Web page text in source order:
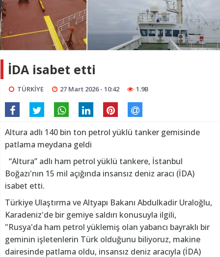
İDA isabet etti
TÜRKİYE 27 Mart 2026 - 10:42 1.9B
Altura adlı 140 bin ton petrol yüklü tanker gemisinde
patlama meydana geldi
“Altura” adlı ham petrol yüklü tankere, İstanbul
Boğazı'nın 15 mil açığında insansız deniz aracı (İDA)
isabet etti.
Türkiye Ulaştırma ve Altyapı Bakanı Abdulkadir Uraloğlu,
Karadeniz'de bir gemiye saldırı konusuyla ilgili,
"Rusya'da ham petrol yüklemiş olan yabancı bayraklı bir
geminin işletenlerin Türk olduğunu biliyoruz, makine
dairesinde patlama oldu, insansız deniz aracıyla (İDA)